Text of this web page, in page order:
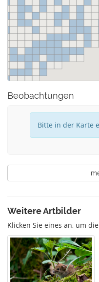
Beobachtungen
Bitte in der Karte
Weitere Artbilder
Klicken Sie eines an, um